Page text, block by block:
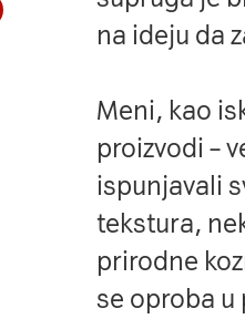
na Viberu
na ideju da
Meni, kao
proizvodi –
ispunjavali
tekstura,
prirodne
se oproba u